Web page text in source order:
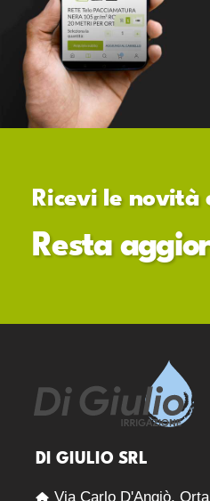
Ricevi le
Resta
DI GIULIO SRL
Via Carlo D'Angiò,